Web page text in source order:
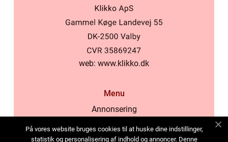
web: www.klikko.dk
Menu
Annonsering
Cookies
På vores website bruges cookies til at huske dine indstillinger,
statistik og personalisering af indhold og annoncer. Denne